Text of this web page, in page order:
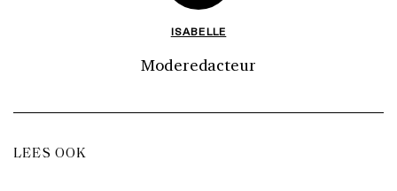
ISABELLE
Moderedacteur
LEES OOK